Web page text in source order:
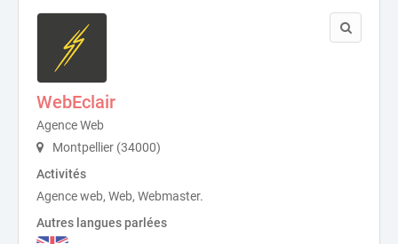
WebEclair
Agence Web
Montpellier (34000)
Activités
Agence web, Web, Webmaster.
Autres langues parlées